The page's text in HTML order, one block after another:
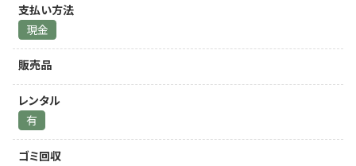
支払い方法
現金
販売品
レンタル
有
ゴミ回収